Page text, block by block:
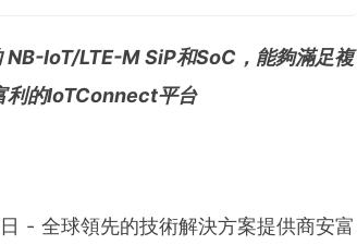
public relations and investors relation
is headquartered in Hong Ko
IoT/LTE-M SiP和SoC，能夠滿足複
利的IoTConnect平台
- 全球領先的技術解決方案提供商安富